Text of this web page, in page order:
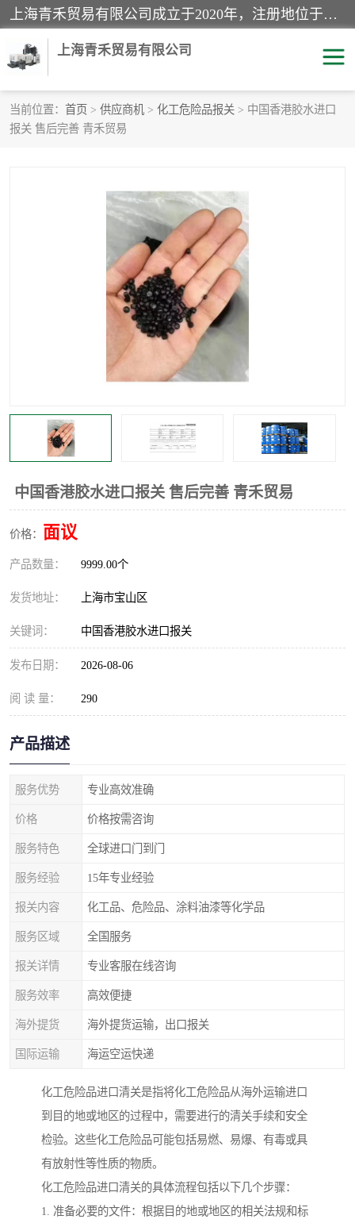
上海青禾贸易有限公司成立于2020年，注册地位于上海市宝山区。经营范围包括：机械设备、五金制品、劳防用品、电子产品、塑胶制品、家具、模具、纺织品、仪器仪表、建筑材料、装饰材料、化工产品、金属制品、机车配件等货物进出口报关、清关服务。
上海青禾贸易有限公司
当前位置： 首页 > 供应商机 > 化工危险品报关 > 中国香港胶水进口
报关 售后完善 青禾贸易
中国香港胶水进口报关 售后完善 青禾贸易
价格： 面议
产品数量： 9999.00个
发货地址： 上海市宝山区
关键词： 中国香港胶水进口报关
发布日期： 2026-08-06
阅 读 量： 290
产品描述
服务优势 专业高效准确
价格 价格按需咨询
服务特色 全球进口门到门
服务经验 15年专业经验
报关内容 化工品、危险品、涂料油漆等化学品
服务区域 全国服务
报关详情 专业客服在线咨询
服务效率 高效便捷
海外提货 海外提货运输，出口报关
国际运输 海运空运快递
化工危险品进口清关是指将化工危险品从海外运输进口
到目的地或地区的过程中，需要进行的清关手续和安全
检验。这些化工危险品可能包括易燃、易爆、有毒或具
有放射性等性质的物质。
化工危险品进口清关的具体流程包括以下几个步骤：
1. 准备必要的文件：根据目的地或地区的相关法规和标
酒类饮料报关
进口杂货清关
机床进口清关